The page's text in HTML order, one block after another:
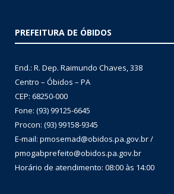
PREFEITURA DE ÓBIDOS
End.: R. Dep. Raimundo Chaves, 338
Centro – Óbidos – PA
CEP: 68250-000
Fone: (93) 99125-6645
Procon: (93) 99158-9345
E-mail: pmosemad@obidos.pa.gov.br /
pmogabprefeito@obidos.pa.gov.br
Horário de atendimento: 08:00 às 14:00